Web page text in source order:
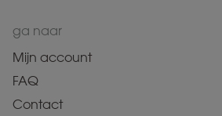
ga naar
Mijn account
FAQ
Contact